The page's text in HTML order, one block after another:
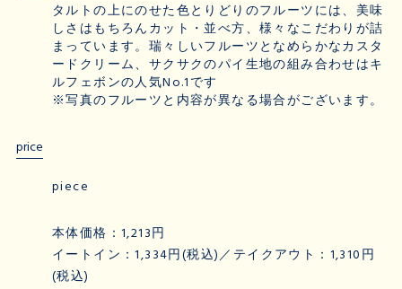
タルトの上にのせた色とりどりのフルーツには、美味
しさはもちろんカット・並べ方、様々なこだわりが詰
まっています。瑞々しいフルーツとなめらかなカスタ
ードクリーム、サクサクのパイ生地の組み合わせはキ
ルフェボンの人気No.1です
※写真のフルーツと内容が異なる場合がございます。
price
piece
本体価格：1,213円
イートイン：1,334円(税込)／テイクアウト：1,310円
(税込)